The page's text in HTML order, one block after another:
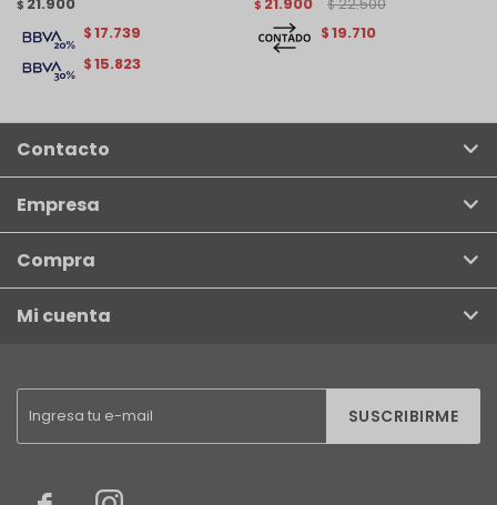
$
$15.823
$17.739
$ $
$19.710
SUSCRIBIRME
Contacto
Empresa
Compra
Mi cuenta